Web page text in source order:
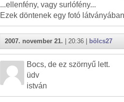
...ellenfény, vagy surlófény...
Ezek döntenek egy fotó
2007. november 21. | 20:36 | bölcs27
Bocs, de ez szörnyű lett.
üdv
istván